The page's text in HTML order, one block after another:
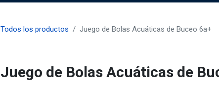
Todos los productos Juego de Bolas Acuáticas de Buceo 6a+
Juego de Bolas Acuáticas de